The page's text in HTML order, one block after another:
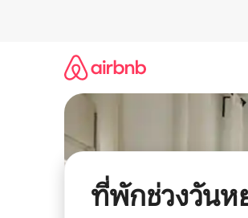
ที่พักช่วงวัน